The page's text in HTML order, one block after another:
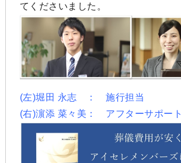
てくださいました。
(左)堀田 永志 ： 施行担当
(右)濵添 菜々美： アフターサポート